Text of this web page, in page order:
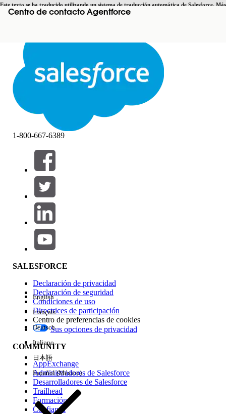
Este texto se ha traducido utilizando un sistema de traducción automática de Salesforce. Más
informaciónaquí . Cambiar a inglés Ahora no
Cerrar Cerrar
Centro de contacto Agentforce
Filtros (0)
SELECCIONAR FILTROS
Área de productos
Repercusión de función
Edición
Experiencia
1-800-667-6389
SALESFORCE
Declaración de privacidad
Declaración de seguridad
Condiciones de uso
Directrices de participación
Centro de preferencias de cookies
Sus opciones de privacidad
COMMUNITY
AppExchange
Administradores de Salesforce
Desarrolladores de Salesforce
Trailhead
Formación
Confianza
English
Français
Deutsch
Italiano
日本語
Español (México)